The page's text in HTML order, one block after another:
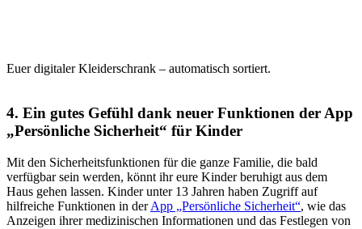
Euer digitaler Kleiderschrank – automatisch sortiert.
4. Ein gutes Gefühl dank neuer Funktionen der App
„Persönliche Sicherheit“ für Kinder
Mit den Sicherheitsfunktionen für die ganze Familie, die bald
verfügbar sein werden, könnt ihr eure Kinder beruhigt aus dem
Haus gehen lassen. Kinder unter 13 Jahren haben Zugriff auf
hilfreiche Funktionen in derApp „Persönliche Sicherheit“, wie das
Anzeigen ihrer medizinischen Informationen und das Festlegen von